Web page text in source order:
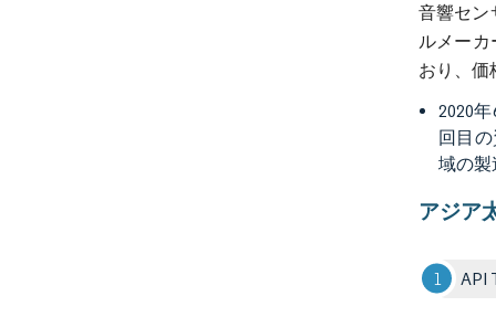
音響セン
ルメー
おり、価
2020
回目
域の
アジア
API